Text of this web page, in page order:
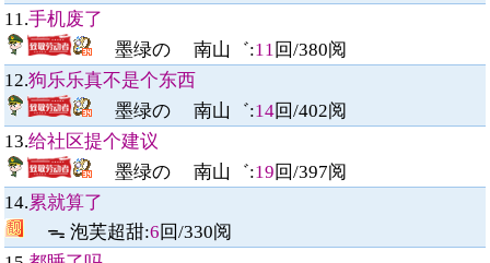
11.手机废了
墨绿の 南山゛:11回/380阅
12.狗乐乐真不是个东西
墨绿の 南山゛:14回/402阅
13.给社区提个建议
墨绿の 南山゛:19回/397阅
14.累就算了
ᯓ 泡芙超甜:6回/330阅